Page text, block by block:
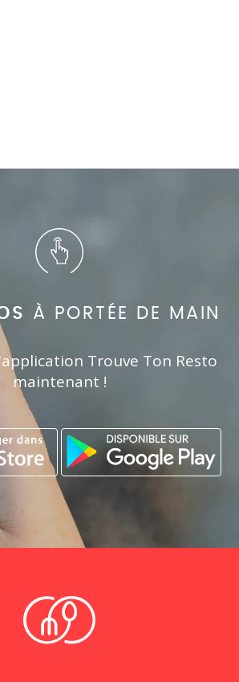
À PORTÉE DE MAIN
Trouve Ton Resto
maintenant !